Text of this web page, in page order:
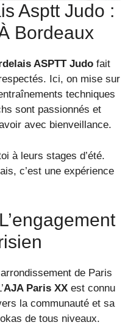
Asptt Judo :
Bordeaux
ASPTT Judo fait
Ici, on mise sur
techniques
sont passionnés et
avec bienveillance.
à leurs stages d’été.
c’est une expérience
de Paris
AJA Paris XX est connu
la communauté et sa
de tous niveaux.